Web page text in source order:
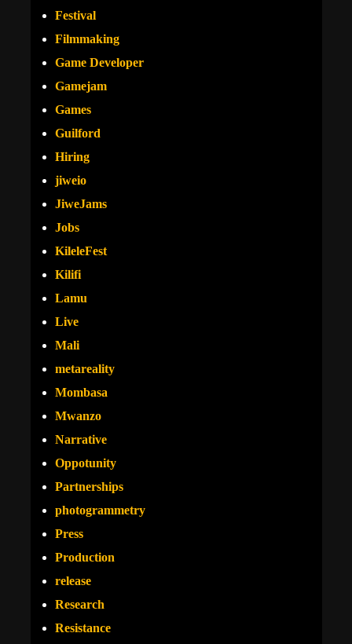
Festival
Filmmaking
Game Developer
Gamejam
Games
Guilford
Hiring
jiweio
JiweJams
Jobs
KileleFest
Kilifi
Lamu
Live
Mali
metareality
Mombasa
Mwanzo
Narrative
Oppotunity
Partnerships
photogrammetry
Press
Production
release
Research
Resistance